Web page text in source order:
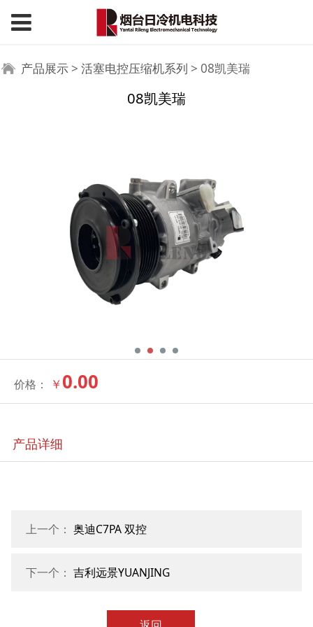
08凯美瑞
产品展示 > 活塞电控压缩机系列 > 08凯美瑞
08凯美瑞
价格： ￥ 0.00
产品详细
上一个： 奥迪C7PA 双控
下一个： 吉利远景YUANJING